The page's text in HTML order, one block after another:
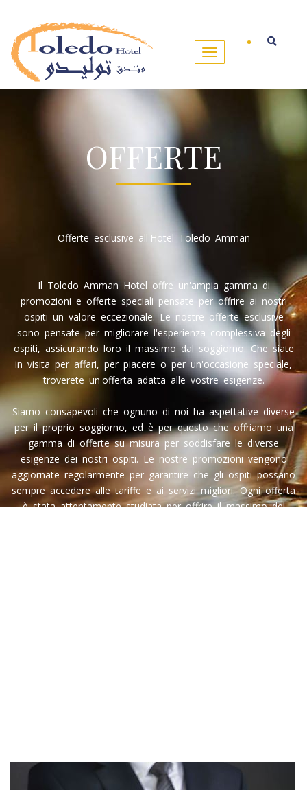
OFFERTE
Offerte esclusive all'Hotel Toledo Amman
Il Toledo Amman Hotel offre un'ampia gamma di
promozioni e offerte speciali pensate per offrire ai nostri
ospiti un valore eccezionale. Le nostre offerte esclusive
sono pensate per migliorare l'esperienza complessiva degli
ospiti, assicurando loro il massimo dal soggiorno. Che siate
in visita per affari, per piacere o per un'occasione speciale,
troverete un'offerta adatta alle vostre esigenze.
Siamo consapevoli che ognuno di noi ha aspettative diverse
per il proprio soggiorno, ed è per questo che offriamo una
gamma di offerte su misura per soddisfare le diverse
esigenze dei nostri ospiti. Le nostre promozioni vengono
aggiornate regolarmente per garantire che gli ospiti possano
sempre accedere alle tariffe e ai servizi migliori. Ogni offerta
è stata attentamente studiata per offrire il massimo del